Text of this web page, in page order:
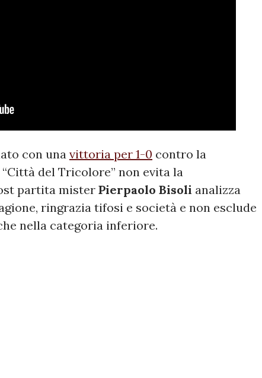
con una vittoria per 1-0 contro la
del Tricolore” non evita la
partita mister Pierpaolo Bisoli analizza
ringrazia tifosi e società e non esclude
nella categoria inferiore.